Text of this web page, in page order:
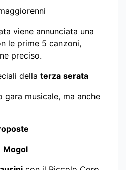
viene annunciata una
le prime 5 canzoni,
preciso.
della terza serata
gara musicale, ma anche
Mogol